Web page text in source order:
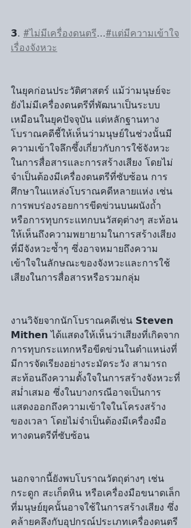
𝟯. #ไม่มีเครื่องดนตรี...#แต่มีความเข้าใจ
เรื่องจังหวะ
ในยุคก่อนประวัติศาสตร์ แม้ว่ามนุษย์จะ
ยังไม่มีเครื่องดนตรีที่พัฒนาเป็นระบบ
เหมือนในยุคปัจจุบัน แต่หลักฐานทาง
โบราณคดีชี้ให้เห็นว่ามนุษย์ในช่วงนั้นมี
ความเข้าใจลึกซึ้งเกี่ยวกับการใช้จังหวะ
ในการสื่อสารและการสร้างเสียง โดยไม่
จำเป็นต้องมีเครื่องดนตรีที่ซับซ้อน การ
ศึกษาในแหล่งโบราณคดีหลายแห่ง เช่น
การพบร่องรอยการขีดข่วนบนผนังถ้ำ
หรือการทุบกระแทกบนวัสดุต่างๆ สะท้อน
ให้เห็นถึงความพยายามในการสร้างเสียง
ที่มีจังหวะซ้ำๆ ซึ่งอาจหมายถึงความ
เข้าใจในลักษณะของจังหวะและการใช้
เสียงในการสื่อสารหรือรวมกลุ่ม
งานวิจัยจากนักโบราณคดีเช่น 𝗦𝘁𝗲𝘃𝗲𝗻
𝗠𝗶𝘁𝗵𝗲𝗻 ได้แสดงให้เห็นว่าเสียงที่เกิดจาก
การทุบกระแทกหรือขีดข่วนในตำแหน่งที่
มีการจัดเรียงอย่างระมัดระวัง สามารถ
สะท้อนถึงความตั้งใจในการสร้างจังหวะที่
สม่ำเสมอ ซึ่งในบางกรณีอาจเป็นการ
แสดงออกถึงความเข้าใจในโครงสร้าง
ของเวลา โดยไม่จำเป็นต้องมีเครื่องมือ
ทางดนตรีที่ซับซ้อน
นอกจากนี้ยังพบโบราณวัตถุต่างๆ เช่น
กระดูก สะเก็ดหิน หรือเครื่องมือขนาดเล็ก
ที่มนุษย์ยุคนั้นอาจใช้ในการสร้างเสียง ซึ่ง
คล้ายคลึงกับอุปกรณ์ประเภทเครื่องดนตรี